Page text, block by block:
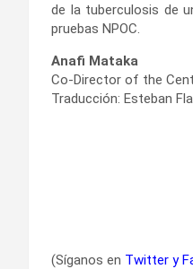
de la tuberculosis de
pruebas NPOC.
Anafi Mataka
Co-Director of the
Traducción: Esteban
(Síganos en Twitter y